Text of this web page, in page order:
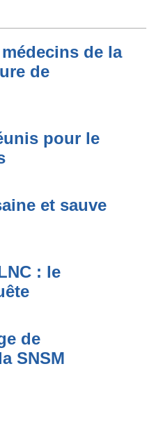
de la
de
pour le
et sauve
: le
de
SNSM